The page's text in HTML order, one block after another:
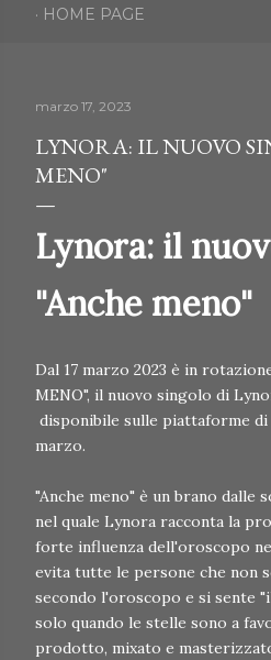
HOME PAGE
marzo 17, 2023
LYNORA: IL NUOVO
MENO"
Lynora: il
"Anche meno"
Dal 17 marzo 2023 è in
MENO", il nuovo singolo di
disponibile sulle piattaforme
marzo.
"Anche meno" è un brano dalle
nel quale Lynora racconta la
forte influenza dell'oroscopo
evita tutte le persone che non
secondo l'oroscopo e si sente
solo quando le stelle sono a
prodotto, mixato e